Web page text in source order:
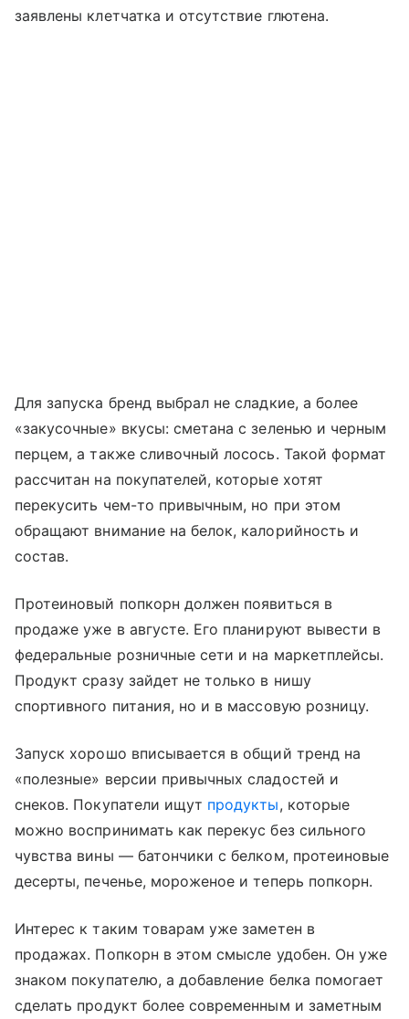
заявлены клетчатка и отсутствие глютена.
Для запуска бренд выбрал не сладкие, а более
«закусочные» вкусы: сметана с зеленью и черным
перцем, а также сливочный лосось. Такой формат
рассчитан на покупателей, которые хотят
перекусить чем-то привычным, но при этом
обращают внимание на белок, калорийность и
состав.
Протеиновый попкорн должен появиться в
продаже уже в августе. Его планируют вывести в
федеральные розничные сети и на маркетплейсы.
Продукт сразу зайдет не только в нишу
спортивного питания, но и в массовую розницу.
Запуск хорошо вписывается в общий тренд на
«полезные» версии привычных сладостей и
снеков. Покупатели ищут продукты, которые
можно воспринимать как перекус без сильного
чувства вины — батончики с белком, протеиновые
десерты, печенье, мороженое и теперь попкорн.
Интерес к таким товарам уже заметен в
продажах. Попкорн в этом смысле удобен. Он уже
знаком покупателю, а добавление белка помогает
сделать продукт более современным и заметным